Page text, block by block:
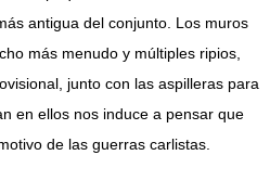
antigua del conjunto. Los muros
más menudo y múltiples ripios,
junto con las aspilleras para
en ellos nos induce a pensar que
de las guerras carlistas.